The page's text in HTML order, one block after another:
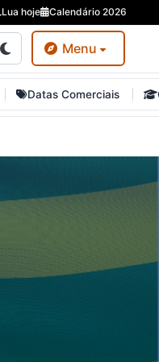
Lua hoje Calendário 2026
Menu
Datas Comerciais